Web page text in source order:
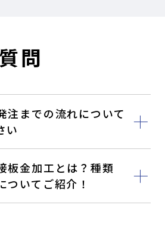
問
注までの流れについて
い
板金加工とは？種類
ついてご紹介！